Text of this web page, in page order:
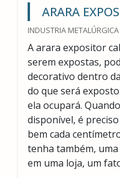
ARARA
INDUSTRIA
A arara expositor
serem expostas,
decorativo dentro
do que será
ela ocupará.
disponível, é
bem cada
tenha também,
em uma loja, um